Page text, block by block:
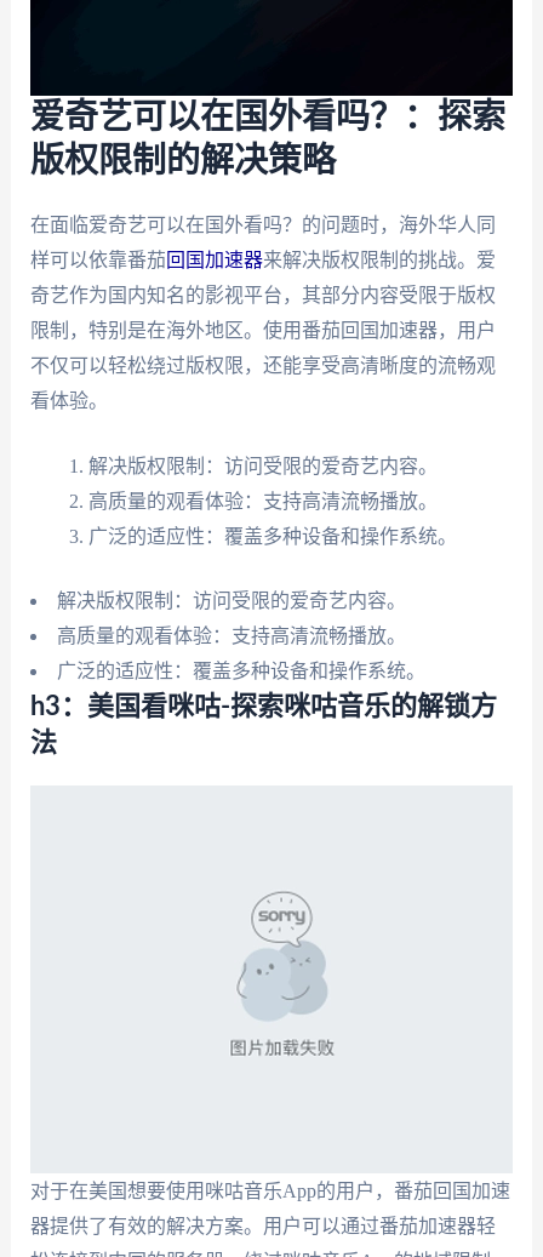
爱奇艺可以在国外看吗？：探索
版权限制的解决策略
在面临爱奇艺可以在国外看吗？的问题时，海外华人同
样可以依靠番茄回国加速器来解决版权限制的挑战。爱
奇艺作为国内知名的影视平台，其部分内容受限于版权
限制，特别是在海外地区。使用番茄回国加速器，用户
不仅可以轻松绕过版权限，还能享受高清晰度的流畅观
看体验。
解决版权限制：访问受限的爱奇艺内容。
高质量的观看体验：支持高清流畅播放。
广泛的适应性：覆盖多种设备和操作系统。
解决版权限制：访问受限的爱奇艺内容。
高质量的观看体验：支持高清流畅播放。
广泛的适应性：覆盖多种设备和操作系统。
h3：美国看咪咕-探索咪咕音乐的解锁方
法
对于在美国想要使用咪咕音乐App的用户，番茄回国加速
器提供了有效的解决方案。用户可以通过番茄加速器轻